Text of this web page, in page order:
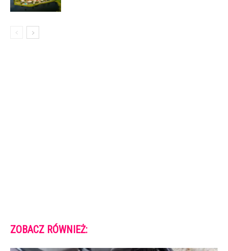
ZOBACZ RÓWNIEŻ: